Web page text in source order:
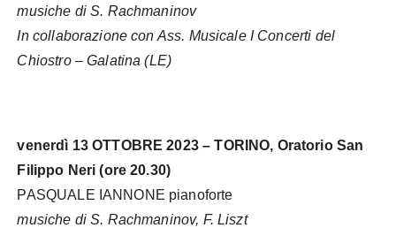
musiche di S. Rachmaninov
In collaborazione con Ass. Musicale I Concerti del
Chiostro – Galatina (LE)
venerdì 13 OTTOBRE 2023 – TORINO, Oratorio San
Filippo Neri (ore 20.30)
PASQUALE IANNONE pianoforte
musiche di S. Rachmaninov, F. Liszt